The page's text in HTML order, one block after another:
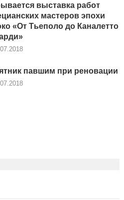
выставка работ
мастеров эпохи
«От Тьеполо до Каналетто
павшим при реновации